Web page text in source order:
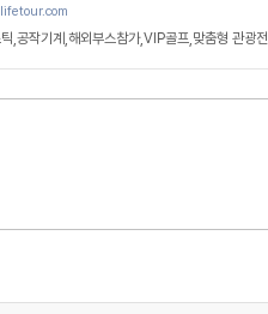
,공작기계,해외부스참가,VIP골프,맞춤형 관광